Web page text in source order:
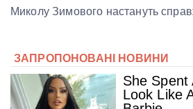
Миколу Зимового настануть